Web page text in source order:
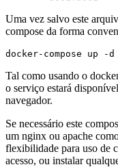
Uma vez salvo este
compose da forma
docker-compose up -d
Tal como usando o
o serviço estará
navegador.
Se necessário este
um nginx ou apache
flexibilidade para uso de
acesso, ou instalar